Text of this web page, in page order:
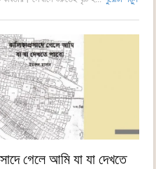
গেলে আমি যা যা দেখতে